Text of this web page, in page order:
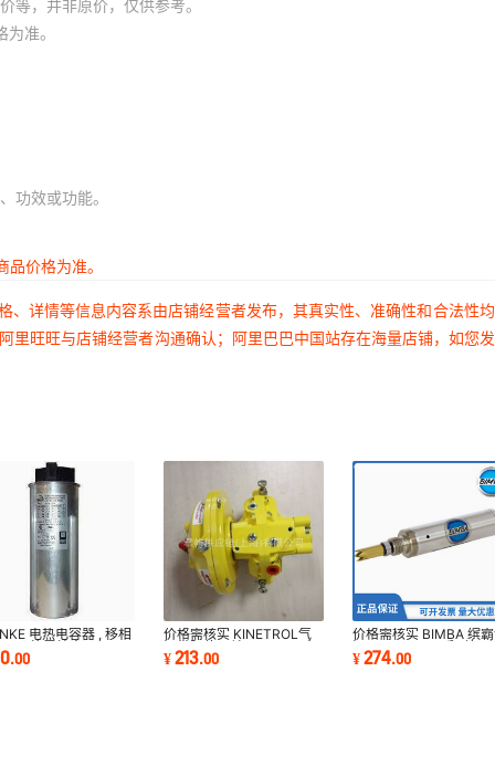
等，并非原价，仅供参考。
准。
功效或功能。
价格为准。
详情等信息内容系由店铺经营者发布，其真实性、准确性和合法性
旺旺与店铺经营者沟通确认；阿里巴巴中国站存在海量店铺，如您
电热电容器 , 移相
价格需核实
.00
价格需核实 KINETROL气
缸带限位开关094-104全
新原装正品
¥213.00
价格需核实 BIMBA 缤
缸 D-4161-A*系列气
行器
¥274.00